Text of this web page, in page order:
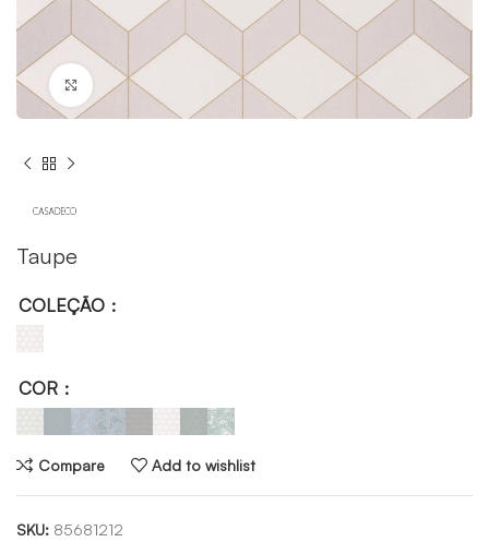
Click to enlarge
Taupe
COLEÇÃO
COR
Compare Add to wishlist
SKU: 85681212